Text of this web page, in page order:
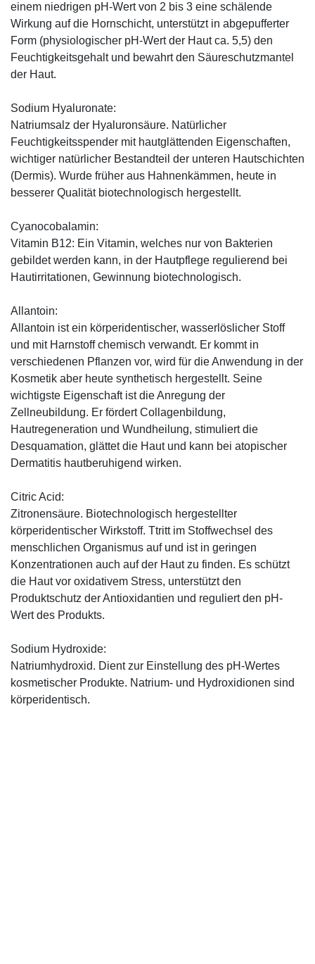
einem niedrigen pH-Wert von 2 bis 3 eine schälende
Wirkung auf die Hornschicht, unterstützt in abgepufferter
Form (physiologischer pH-Wert der Haut ca. 5,5) den
Feuchtigkeitsgehalt und bewahrt den Säureschutzmantel
der Haut.
Sodium Hyaluronate:
Natriumsalz der Hyaluronsäure. Natürlicher
Feuchtigkeitsspender mit hautglättenden Eigenschaften,
wichtiger natürlicher Bestandteil der unteren Hautschichten
(Dermis). Wurde früher aus Hahnenkämmen, heute in
besserer Qualität biotechnologisch hergestellt.
Cyanocobalamin:
Vitamin B12: Ein Vitamin, welches nur von Bakterien
gebildet werden kann, in der Hautpflege regulierend bei
Hautirritationen, Gewinnung biotechnologisch.
Allantoin:
Allantoin ist ein körperidentischer, wasserlöslicher Stoff
und mit Harnstoff chemisch verwandt. Er kommt in
verschiedenen Pflanzen vor, wird für die Anwendung in der
Kosmetik aber heute synthetisch hergestellt. Seine
wichtigste Eigenschaft ist die Anregung der
Zellneubildung. Er fördert Collagenbildung,
Hautregeneration und Wundheilung, stimuliert die
Desquamation, glättet die Haut und kann bei atopischer
Dermatitis hautberuhigend wirken.
Citric Acid:
Zitronensäure. Biotechnologisch hergestellter
körperidentischer Wirkstoff. Ttritt im Stoffwechsel des
menschlichen Organismus auf und ist in geringen
Konzentrationen auch auf der Haut zu finden. Es schützt
die Haut vor oxidativem Stress, unterstützt den
Produktschutz der Antioxidantien und reguliert den pH-
Wert des Produkts.
Sodium Hydroxide:
Natriumhydroxid. Dient zur Einstellung des pH-Wertes
kosmetischer Produkte. Natrium- und Hydroxidionen sind
körperidentisch.